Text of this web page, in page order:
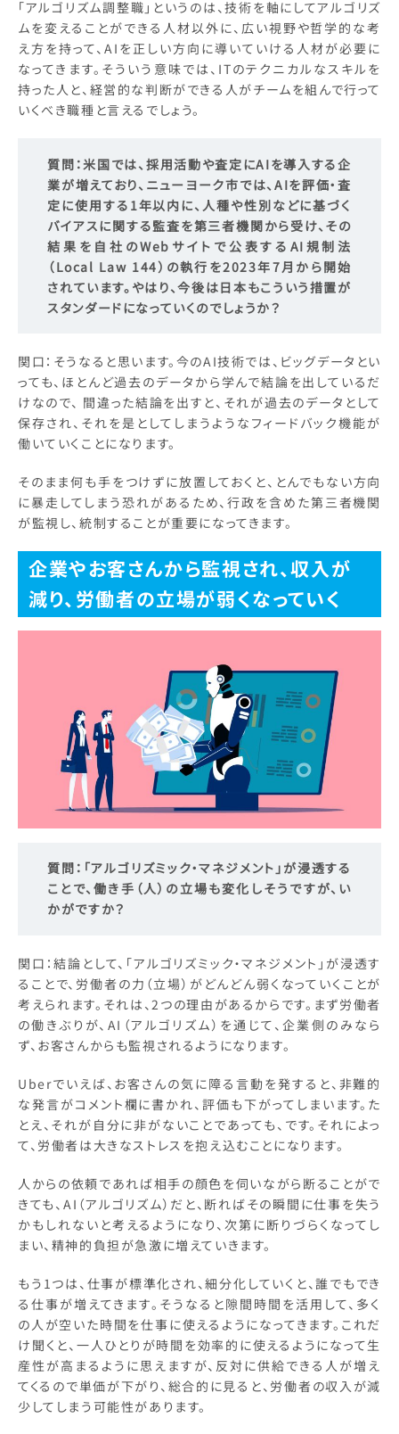
「アルゴリズム調整職」というのは、技術を軸にしてアルゴリズ
ムを変えることができる人材以外に、広い視野や哲学的な考
え方を持って、AIを正しい方向に導いていける人材が必要に
なってきます。そういう意味では、ITのテクニカルなスキルを
持った人と、経営的な判断ができる人がチームを組んで行って
いくべき職種と言えるでしょう。
質問：米国では、採用活動や査定にAIを導入する企
業が増えており、ニューヨーク市では、AIを評価・査
定に使用する1年以内に、人種や性別などに基づく
バイアスに関する監査を第三者機関から受け、その
結果を自社のWebサイトで公表するAI規制法
（Local Law 144）の執行を2023年7月から開始
されています。やはり、今後は日本もこういう措置が
スタンダードになっていくのでしょうか？
関口：そうなると思います。今のAI技術では、ビッグデータとい
っても、ほとんど過去のデータから学んで結論を出しているだ
けなので、 間違った結論を出すと、それが過去のデータとして
保存され、それを是としてしまうようなフィードバック機能が
働いていくことになります。
そのまま何も手をつけずに放置しておくと、とんでもない方向
に暴走してしまう恐れがあるため、行政を含めた第三者機関
が監視し、統制することが重要になってきます。
企業やお客さんから監視され、収入が
減り、労働者の立場が弱くなっていく
質問： 「アルゴリズミック・マネジメント」が浸透する
ことで、働き手（人）の立場も変化しそうですが、い
かがですか？
関口：結論として、「アルゴリズミック・マネジメント」が浸透す
ることで、労働者の力（立場）がどんどん弱くなっていくことが
考えられます。それは、2つの理由があるからです。まず労働者
の働きぶりが、AI（アルゴリズム）を通じて、企業側のみなら
ず、お客さんからも監視されるようになります。
Uberでいえば、お客さんの気に障る言動を発すると、非難的
な発言がコメント欄に書かれ、評価も下がってしまいます。た
とえ、それが自分に非がないことであっても、です。それによっ
て、労働者は大きなストレスを抱え込むことになります。
人からの依頼であれば相手の顔色を伺いながら断ることがで
きても、AI（アルゴリズム）だと、断ればその瞬間に仕事を失う
かもしれないと考えるようになり、次第に断りづらくなってし
まい、精神的負担が急激に増えていきます。
もう1つは、仕事が標準化され、細分化していくと、誰でもでき
る仕事が増えてきます。そうなると隙間時間を活用して、多く
の人が空いた時間を仕事に使えるようになってきます。これだ
け聞くと、一人ひとりが時間を効率的に使えるようになって生
産性が高まるように思えますが、反対に供給できる人が増え
てくるので単価が下がり、総合的に見ると、労働者の収入が減
少してしまう可能性があります。